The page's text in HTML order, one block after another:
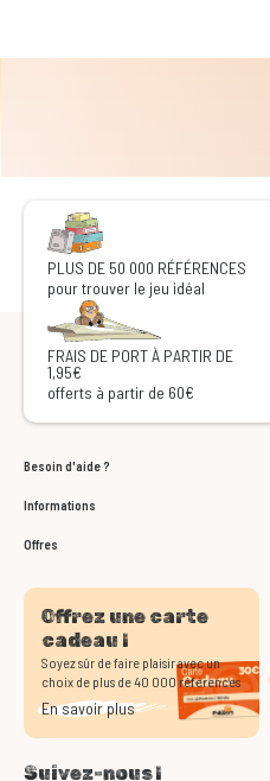
PLUS DE 50 000 RÉFÉRENCES
pour trouver le jeu idéal
FRAIS DE PORT À PARTIR DE
1,95€
offerts à partir de 60€
Besoin d'aide ?
Informations
Offres
Offrez une carte
cadeau !
Soyez sûr de faire plaisir avec un
choix de plus de 40 000 références
En savoir plus
Suivez-nous !